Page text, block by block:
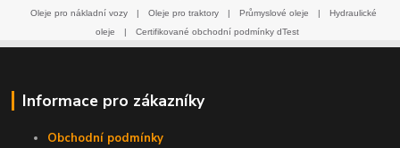
Oleje pro nákladní vozy
| Oleje pro traktory | Průmyslové oleje |
Hydraulické
oleje
| Certifikované obchodní podmínky dTest
Informace pro zákazníky
Obchodní podmínky